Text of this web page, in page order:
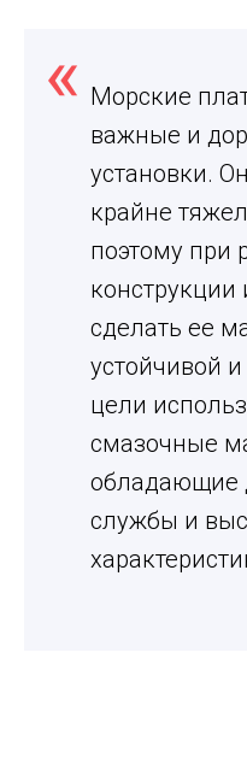
Морские
важные и
установки.
крайне
поэтому при
сделать ее
устойчивой
цели
смазочные
обладающие
службы и